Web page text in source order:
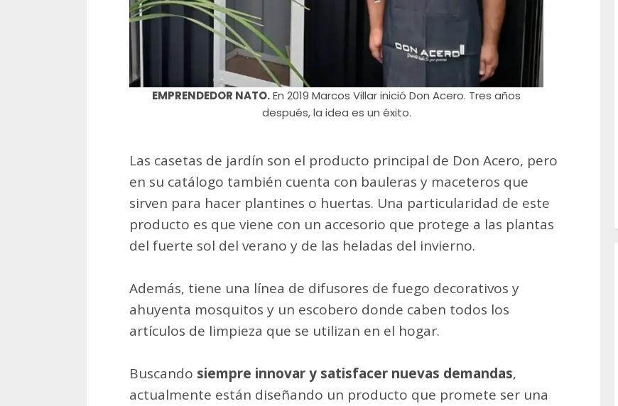
EMPRENDEDOR NATO.En 2019 Marcos Villar inició Don Acero. Tres años
después, la idea es un éxito.
Las casetas de jardín son el producto principal de Don Acero, pero
en su catálogo también cuenta con bauleras y maceteros que
sirven para hacer plantines o huertas. Una particularidad de este
producto es que viene con un accesorio que protege a las plantas
del fuerte sol del verano y de las heladas del invierno.
Además, tiene una línea de difusores de fuego decorativos y
ahuyenta mosquitos y un escobero donde caben todos los
artículos de limpieza que se utilizan en el hogar.
Buscando siempre innovar y satisfacer nuevas demandas,
actualmente están diseñando un producto que promete ser una